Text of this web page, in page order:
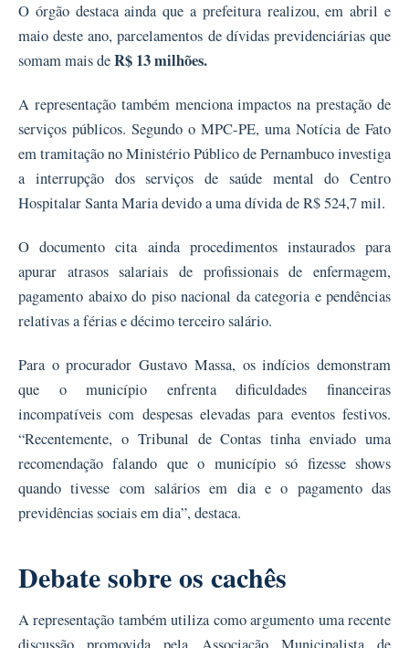
O órgão destaca ainda que a prefeitura realizou, em abril e
maio deste ano, parcelamentos de dívidas previdenciárias que
somam mais deR$ 13 milhões.
A representação também menciona impactos na prestação de
serviços públicos. Segundo o MPC-PE, uma Notícia de Fato
em tramitação no Ministério Público de Pernambuco investiga
a interrupção dos serviços de saúde mental do Centro
Hospitalar Santa Maria devido a uma dívida de R$ 524,7 mil.
O documento cita ainda procedimentos instaurados para
apurar atrasos salariais de profissionais de enfermagem,
pagamento abaixo do piso nacional da categoria e pendências
relativas a férias e décimo terceiro salário.
Para o procurador Gustavo Massa, os indícios demonstram
que o município enfrenta dificuldades financeiras
incompatíveis com despesas elevadas para eventos festivos.
“Recentemente, o Tribunal de Contas tinha enviado uma
recomendação falando que o município só fizesse shows
quando tivesse com salários em dia e o pagamento das
previdências sociais em dia”, destaca.
Debate sobre os cachês
A representação também utiliza como argumento uma recente